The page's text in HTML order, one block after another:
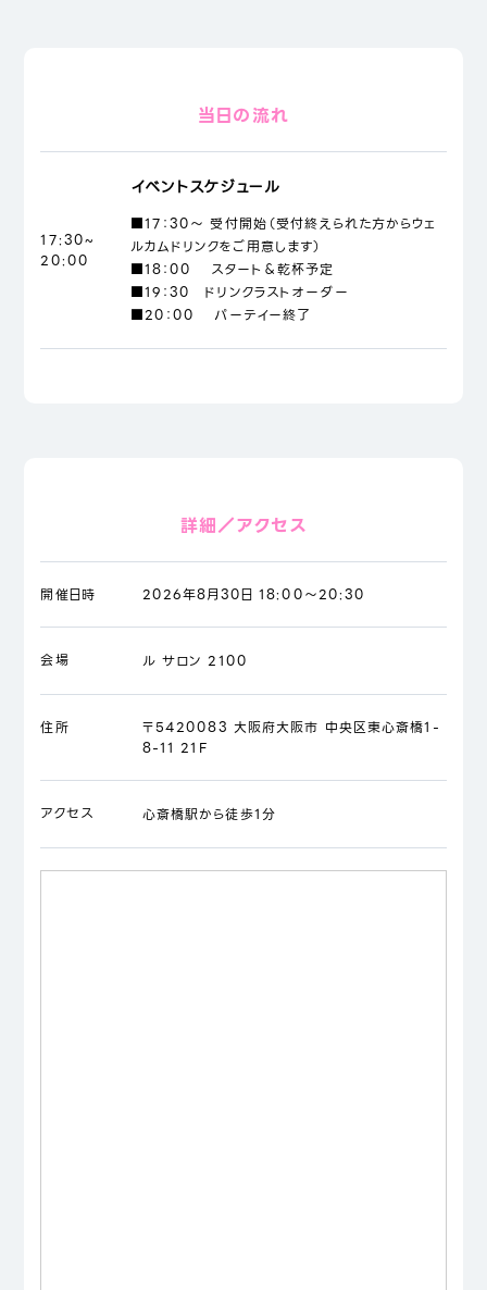
当日の流れ
17:30~
20:00
イベントスケジュール
■17：30～ 受付開始（受付終えられた方からウェ
ルカムドリンクをご用意します）
■18：00 スタート＆乾杯予定
■19：30 ドリンクラストオーダー
■20：00 パーテイー終了
詳細／アクセス
開催日時 2026年8月30日 18:00～20:30
会場 ル サロン 2100
住所
〒5420083 大阪府大阪市 中央区東心斎橋1-
8-11 21F
アクセス 心斎橋駅から徒歩1分